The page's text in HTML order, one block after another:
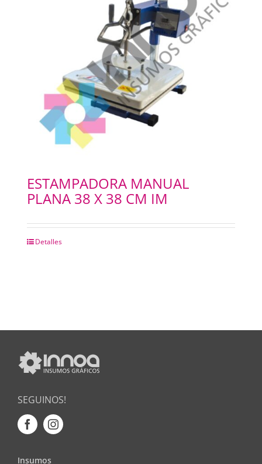
ESTAMPADORA MANUAL
PLANA 38 X 38 CM IM
Detalles
SEGUINOS!
Insumos